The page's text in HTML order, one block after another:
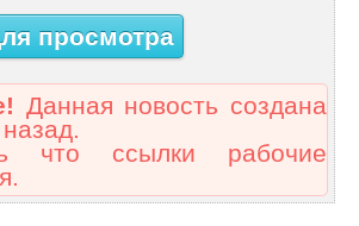
просмотра
Данная новость создана
что ссылки рабочие